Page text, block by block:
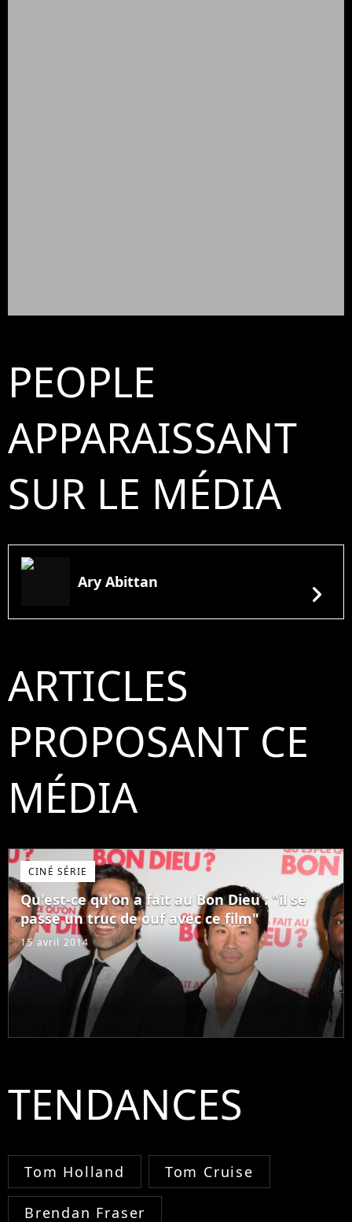
PEOPLE
APPARAISSANT
SUR LE MÉDIA
Ary Abittan chevron_right
ARTICLES
PROPOSANT CE
MÉDIA
CINÉ SÉRIE
Qu'est-ce qu'on a fait au Bon Dieu : "il se
passe un truc de ouf avec ce film"
15 avril 2014
TENDANCES
Tom Holland Tom Cruise
Brendan Fraser